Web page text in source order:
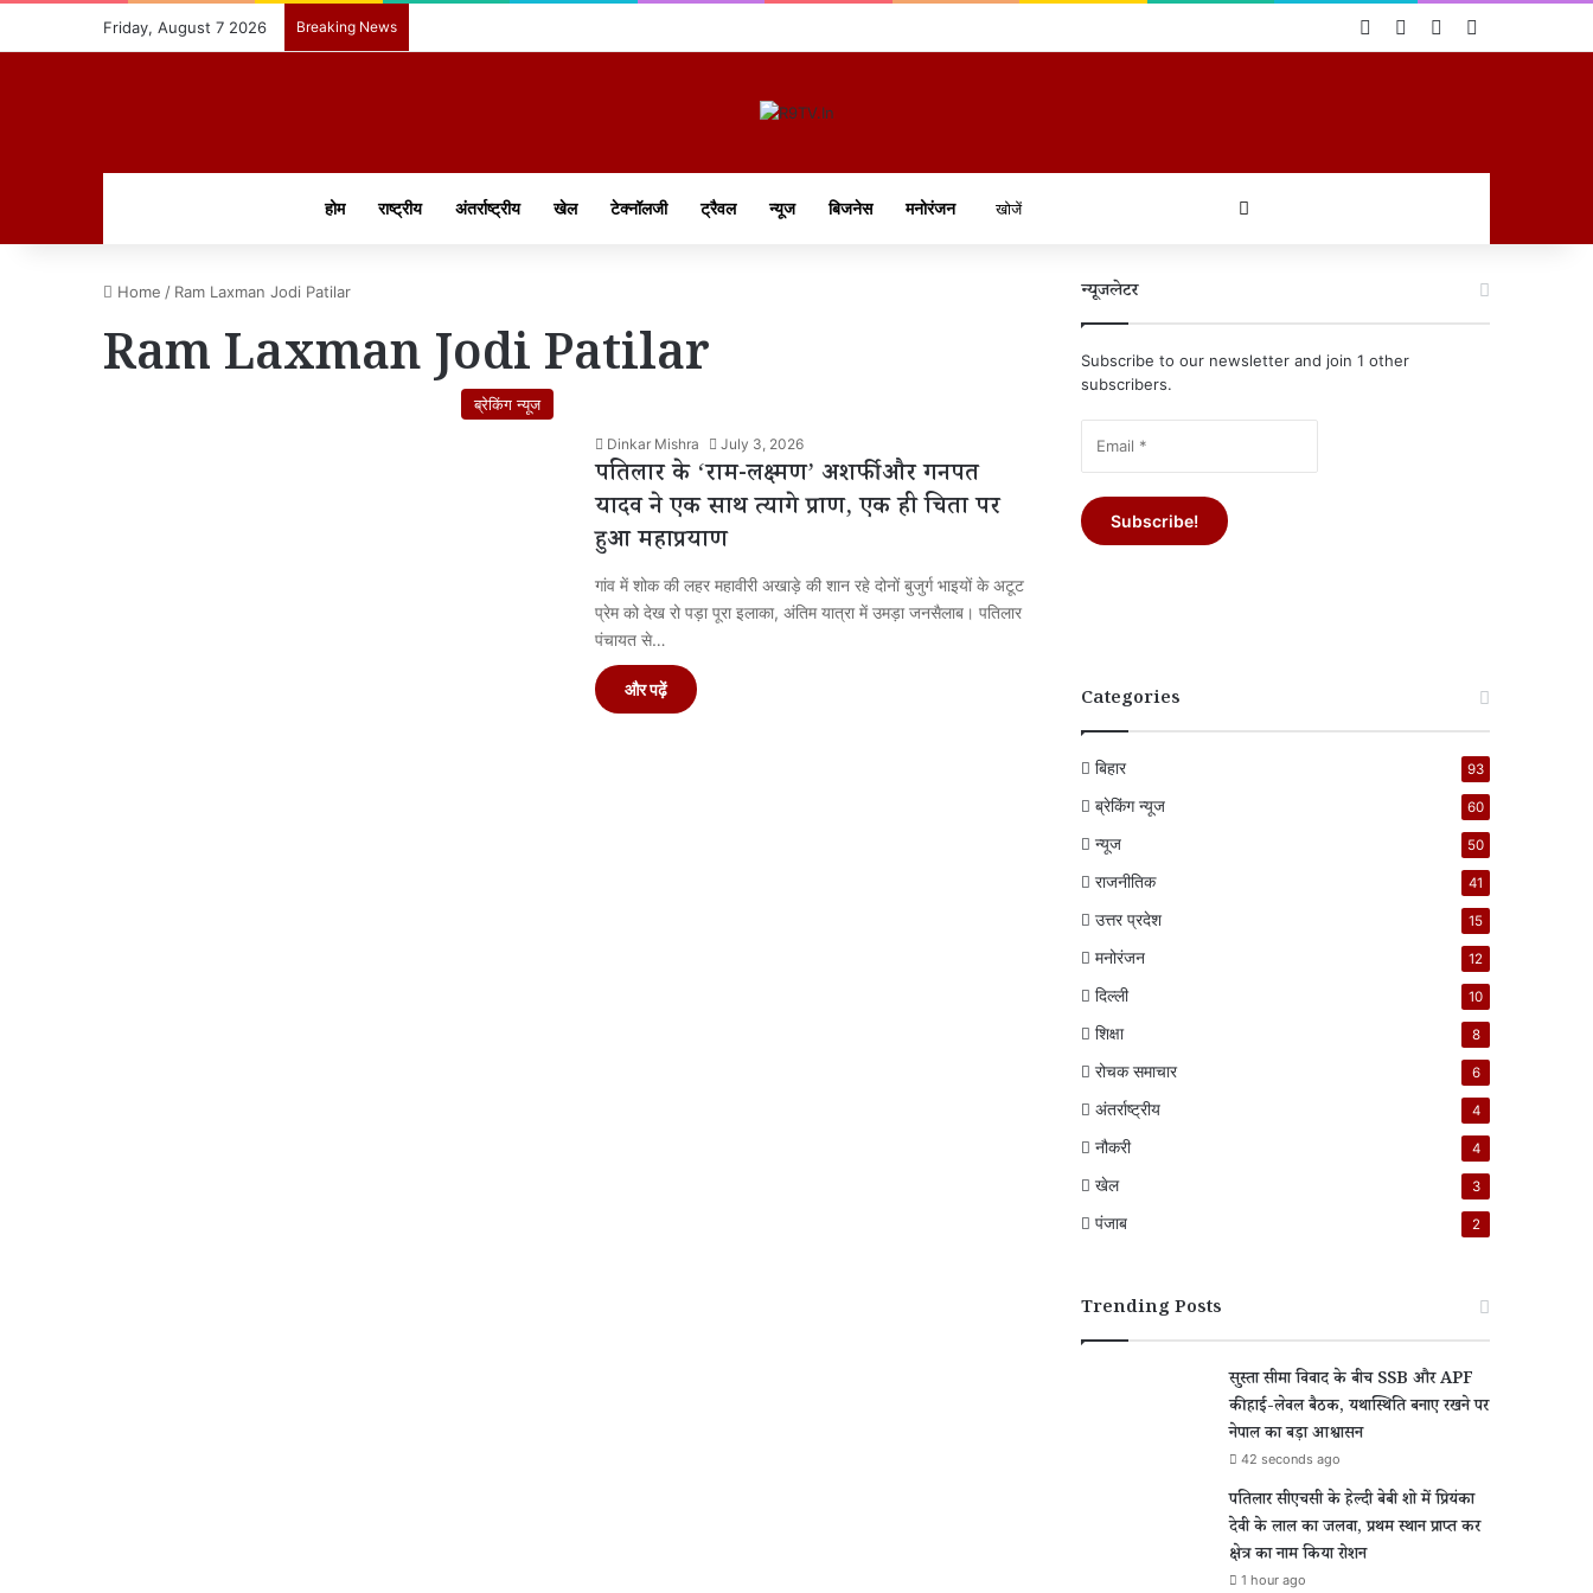
Friday, August 7 2026 Breaking News Log InRandom Article
Sidebar
होम राष्ट्रीय अंतर्राष्ट्रीय खेल टेक्नॉलजी ट्रैवल न्यूज बिजनेस मनोरंजन
Home / Ram Laxman Jodi Patilar
Ram Laxman Jodi Patilar
ब्रेकिंग न्यूज
Dinkar Mishra July 3, 2026
पतिलार के ‘राम-लक्ष्मण’ अशर्फी और गनपत
यादव ने एक साथ त्यागे प्राण, एक ही चिता पर
हुआ महाप्रयाण
गांव में शोक की लहर महावीरी अखाड़े की शान रहे दोनों बुजुर्ग भाइयों के अटूट
प्रेम को देख रो पड़ा पूरा इलाका, अंतिम यात्रा में उमड़ा जनसैलाब। पतिलार
पंचायत से…
और पढ़ें
न्यूजलेटर
Subscribe to our newsletter and join 1 other
subscribers.
Categories
बिहार 93
ब्रेकिंग न्यूज 60
न्यूज 50
राजनीतिक 41
उत्तर प्रदेश 15
मनोरंजन 12
दिल्ली 10
शिक्षा 8
रोचक समाचार 6
अंतर्राष्ट्रीय 4
नौकरी 4
खेल 3
पंजाब 2
Trending Posts
सुस्ता सीमा विवाद के बीच SSB और APF
की हाई-लेवल बैठक, यथास्थिति बनाए रखने पर
नेपाल का बड़ा आश्वासन
42 seconds ago
पतिलार सीएचसी के हेल्दी बेबी शो में प्रियंका
देवी के लाल का जलवा, प्रथम स्थान प्राप्त कर
क्षेत्र का नाम किया रोशन
1 hour ago